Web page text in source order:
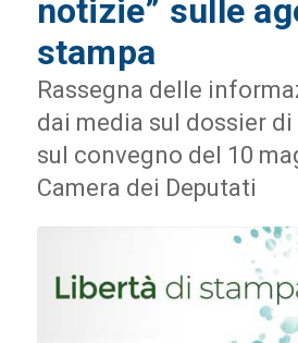
notizie” sulle
stampa
Rassegna delle
dai media sul dossier di
sul convegno del 10
Camera dei Deputati